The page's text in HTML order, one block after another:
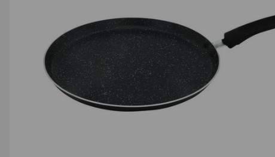
Biuro i firma
Sport i turystyka
Zabawki i dziecko
Uroda i zdrowie